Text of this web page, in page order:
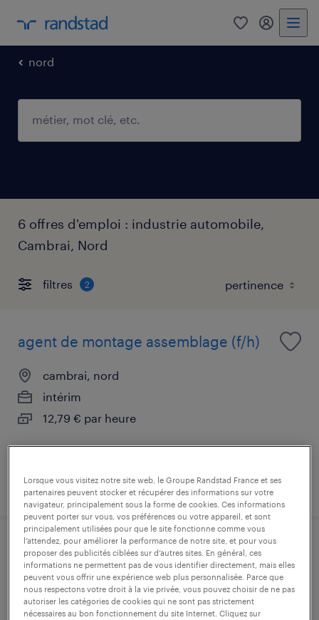
0 mon
nord
6 offres d'emploi : industrie automobile,
Cambrai, Nord
filtres 2
agent de montage assemblage (f/h)
cambrai, nord
intérim
12,79 € par heure
publié le 31 juillet 2026
cariste (f/h)
cambrai, nord
intérim
Lorsque vous visitez notre site web, le Groupe Randstad France et ses
partenaires peuvent stocker et récupérer des informations sur votre
navigateur, principalement sous la forme de cookies. Ces informations
peuvent porter sur vous, vos préférences ou votre appareil, et sont
principalement utilisées pour que le site fonctionne comme vous
l’attendez, pour améliorer la performance de notre site, et pour vous
proposer des publicités ciblées sur d’autres sites. En général, ces
informations ne permettent pas de vous identifier directement, mais elles
peuvent vous offrir une expérience web plus personnalisée. Parce que
nous respectons votre droit à la vie privée, vous pouvez choisir de ne pas
autoriser les catégories de cookies qui ne sont pas strictement
nécessaires au bon fonctionnement du site Internet. Cliquez sur